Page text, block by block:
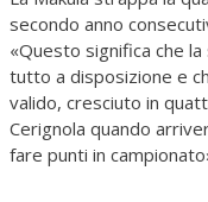
secondo anno
«Questo significa che
tutto a disposizione e
valido, cresciuto in
Cerignola quando
fare punti in